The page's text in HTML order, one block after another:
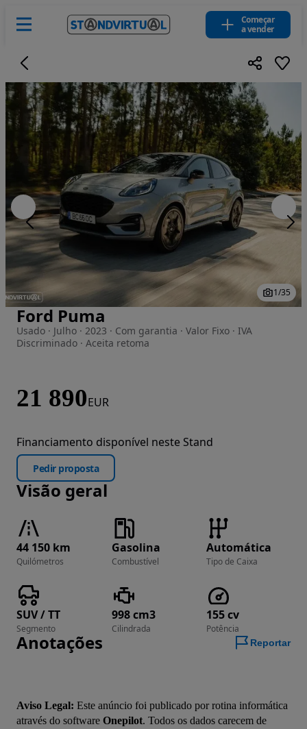
Começar
a vender
Imagem 1 de 35
1/35
Ford Puma
Usado · Julho · 2023 · Com garantia · Valor Fixo · IVA
Discriminado · Aceita retoma
21 890EUR
Financiamento disponível neste Stand
Pedir proposta
Visão geral
44 150 km
Quilómetros
Gasolina
Combustível
Automática
Tipo de Caixa
SUV / TT
Segmento
998 cm3
Cilindrada
155 cv
Potência
Anotações Reportar
Aviso Legal: Este anúncio foi publicado por rotina informática
através do software Onepilot. Todos os dados carecem de